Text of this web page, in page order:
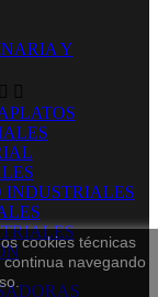
cookies técnicas
navegando
Y
 
INDUSTRIALES